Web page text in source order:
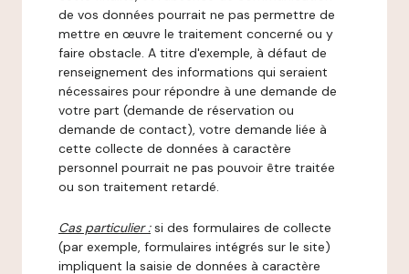
de vos données pourrait ne pas permettre de
mettre en œuvre le traitement concerné ou y
faire obstacle. A titre d'exemple, à défaut de
renseignement des informations qui seraient
nécessaires pour répondre à une demande de
votre part (demande de réservation ou
demande de contact), votre demande liée à
cette collecte de données à caractère
personnel pourrait ne pas pouvoir être traitée
ou son traitement retardé.
Cas particulier : si des formulaires de collecte
(par exemple, formulaires intégrés sur le site)
impliquent la saisie de données à caractère